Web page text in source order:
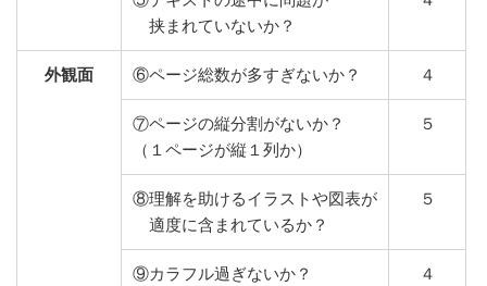
挟まれていないか？
外観面 ⑥ページ総数が多すぎないか？ ４
⑦ページの縦分割がないか？
（１ページが縦１列か）
５
⑧理解を助けるイラストや図表が
適度に含まれているか？
５
⑨カラフル過ぎないか？ ４